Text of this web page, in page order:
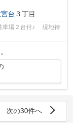
台 ３丁目
車場２台付♪ 現地待
次の30件へ